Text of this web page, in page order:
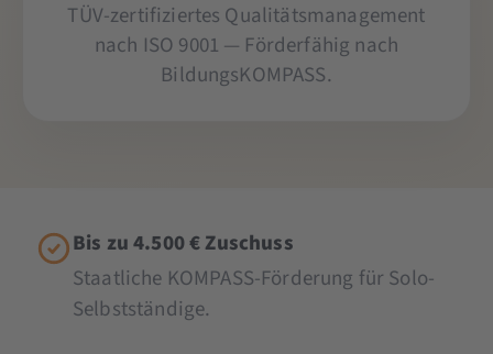
TÜV-zertifiziertes Qualitätsmanagement
nach ISO 9001 — Förderfähig nach
BildungsKOMPASS.
Bis zu 4.500 € Zuschuss
Staatliche KOMPASS-Förderung für Solo-
Selbstständige.